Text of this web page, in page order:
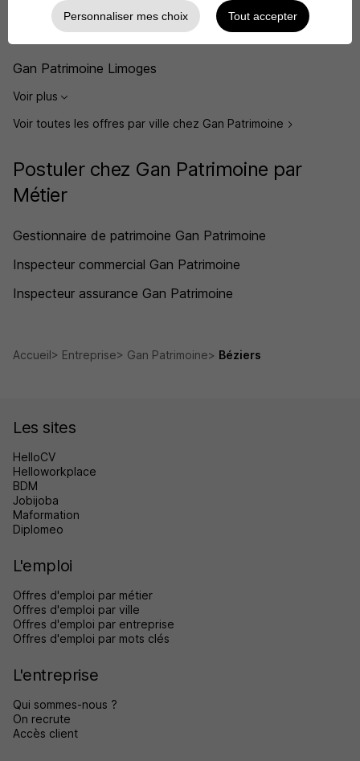
Gan Patrimoine La Rochelle
Gan Patrimoine Limoges
Voir plus
Voir toutes les offres par ville chez Gan Patrimoine
Postuler chez Gan Patrimoine par
Métier
Gestionnaire de patrimoine Gan Patrimoine
Inspecteur commercial Gan Patrimoine
Inspecteur assurance Gan Patrimoine
Accueil Entreprise Gan Patrimoine Béziers
Les sites
HelloCV
Helloworkplace
BDM
Jobijoba
Maformation
Diplomeo
L'emploi
Offres d'emploi par métier
Offres d'emploi par ville
Offres d'emploi par entreprise
Offres d'emploi par mots clés
L'entreprise
Qui sommes-nous ?
On recrute
Accès client
Personnaliser mes choix Tout accepter